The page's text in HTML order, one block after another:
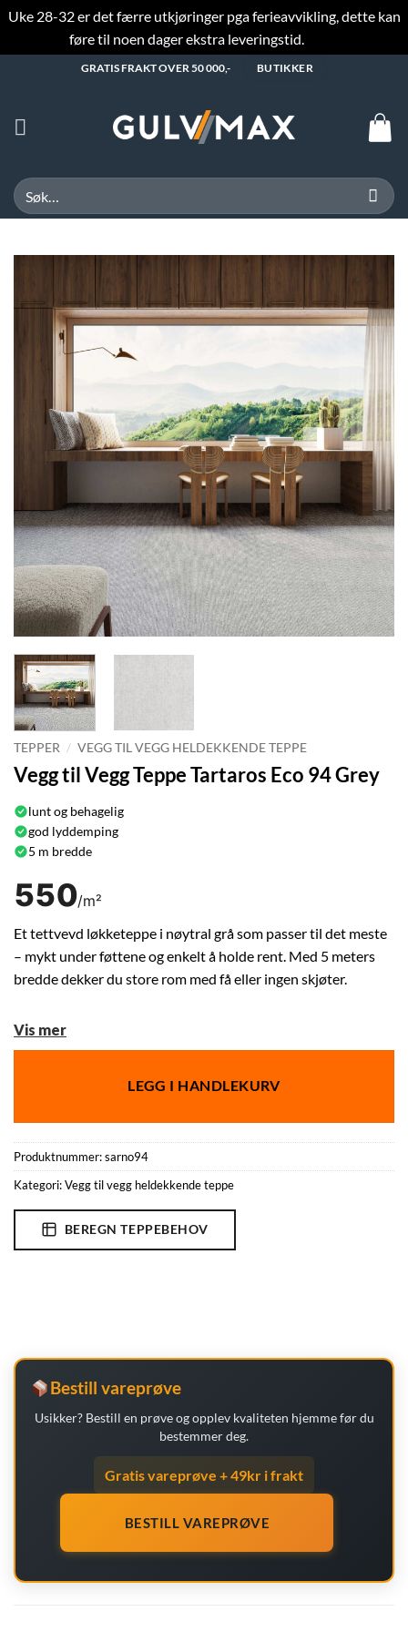
Uke 28-32 er det færre utkjøringer pga ferieavvikling, dette kan
føre til noen dager ekstra leveringstid.
GRATIS FRAKT OVER 50 000,- BUTIKKER
Søk
etter:
TEPPER / VEGG TIL VEGG HELDEKKENDE TEPPE
Vegg til Vegg Teppe Tartaros Eco 94 Grey
lunt og behagelig
god lyddemping
5 m bredde
550/m²
Et tettvevd løkketeppe i nøytral grå som passer til det meste
– mykt under føttene og enkelt å holde rent. Med 5 meters
bredde dekker du store rom med få eller ingen skjøter.
Vis mer
LEGG I HANDLEKURV
Produktnummer:sarno94
Kategori:Vegg til vegg heldekkende teppe
BEREGN TEPPEBEHOV
Bestill vareprøve
Usikker? Bestill en prøve og opplev kvaliteten hjemme før du
bestemmer deg.
Gratis vareprøve + 49kr i frakt
BESTILL VAREPRØVE